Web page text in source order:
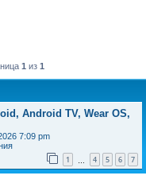
1 из 1
Android TV, Wear OS,
7:09 pm
1 4 5 6 7